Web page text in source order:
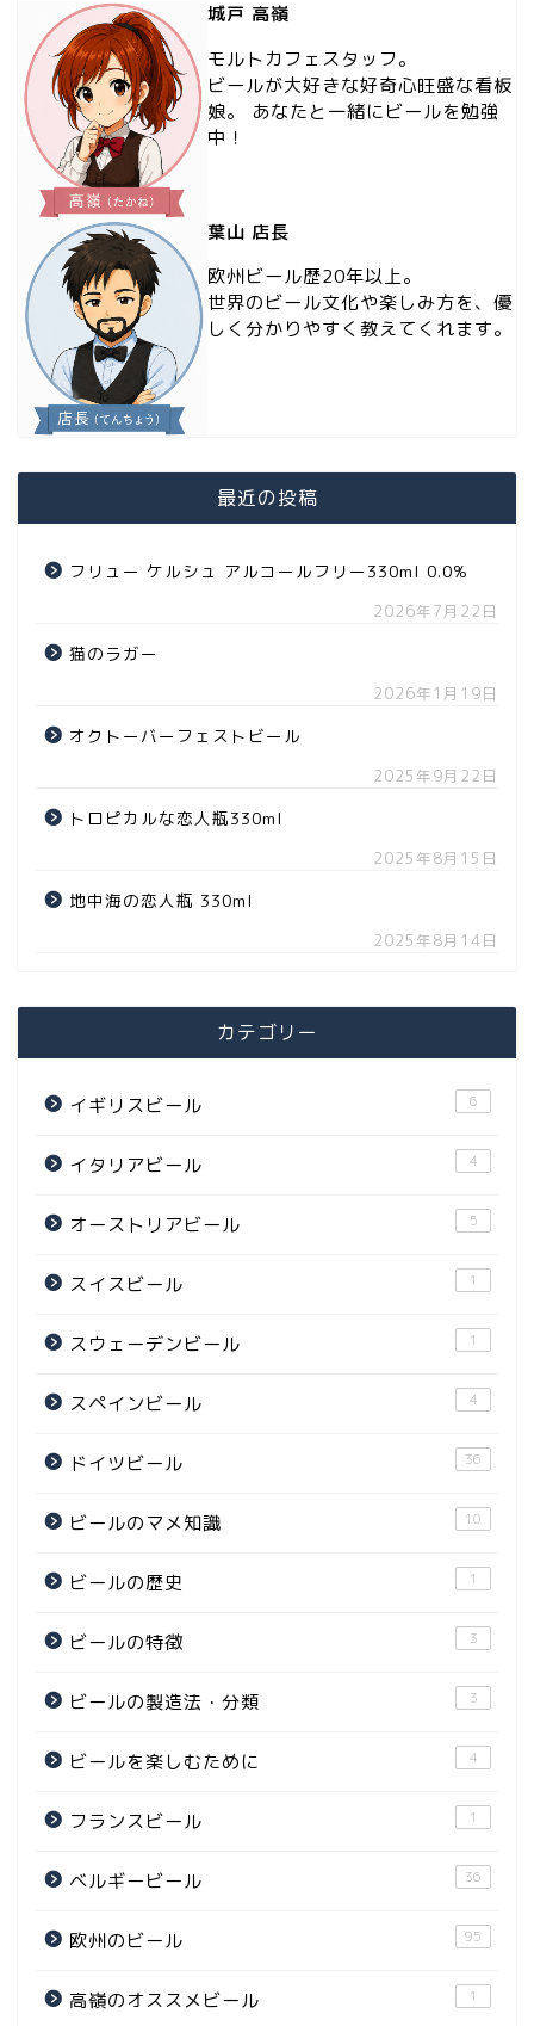
城戸 高嶺
モルトカフェスタッフ。
ビールが大好きな好奇心旺盛な看板
娘。 あなたと一緒にビールを勉強
中！
葉山 店長
欧州ビール歴20年以上。
世界のビール文化や楽しみ方を、優
しく分かりやすく教えてくれます。
最近の投稿
フリュー ケルシュ アルコールフリー330ml 0.0%
2026年7月22日
猫のラガー
2026年1月19日
オクトーバーフェストビール
2025年9月22日
トロピカルな恋人瓶330ml
2025年8月15日
地中海の恋人瓶 330ml
2025年8月14日
カテゴリー
イギリスビール 6
イタリアビール 4
オーストリアビール 5
スイスビール 1
スウェーデンビール 1
スペインビール 4
ドイツビール 36
ビールのマメ知識 10
ビールの歴史 1
ビールの特徴 3
ビールの製造法・分類 3
ビールを楽しむために 4
フランスビール 1
ベルギービール 36
欧州のビール 95
高嶺のオススメビール 1